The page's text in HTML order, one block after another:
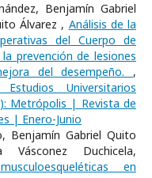
Benjamín Gabriel
Álvarez , Análisis de la
del Cuerpo de
prevención de lesiones
del desempeño. ,
Universitarios
Metrópolis | Revista de
| Enero-Junio
Benjamín Gabriel Quito
Vásconez Duchicela,
en